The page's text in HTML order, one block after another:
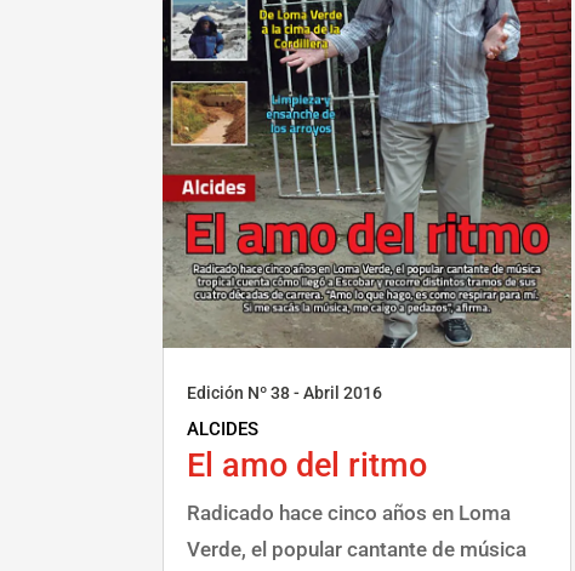
Edición Nº 38 - Abril 2016
ALCIDES
El amo del ritmo
Radicado hace cinco años en Loma
Verde, el popular cantante de música